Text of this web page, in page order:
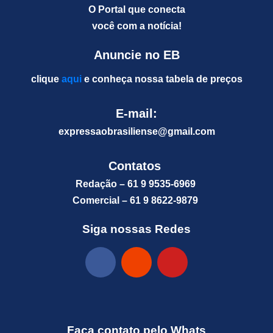
O Portal que conecta
você com a notícia!
Anuncie no EB
clique aquie conheça nossa tabela de preços
E-mail:
expressaobrasiliense@gmail.com
Contatos
Redação – 61 9 9535-6969
Comercial – 61 9 8622-9879
Siga nossas Redes
Faça contato pelo Whats